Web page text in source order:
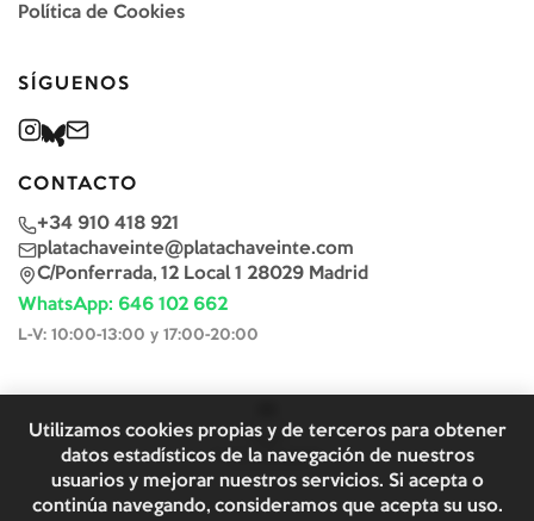
Política de Cookies
SÍGUENOS
CONTACTO
+34 910 418 921
platachaveinte@platachaveinte.com
C/Ponferrada, 12 Local 1 28029 Madrid
WhatsApp: 646 102 662
L-V: 10:00-13:00 y 17:00-20:00
Utilizamos cookies propias y de terceros para obtener
datos estadísticos de la navegación de nuestros
usuarios y mejorar nuestros servicios. Si acepta o
continúa navegando, consideramos que acepta su uso.